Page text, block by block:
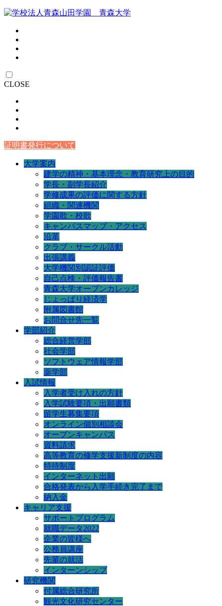
CLOSE
証明書発行について
大学案内
建学の精神・基本理念・教育研究上の目的
学長・副学長紹介
学修成果の評価に関する方針
組織・関連機関
学園歌・校歌
キャンパスマップ・アクセス
沿革
クラブ・サークル活動
出張講義
大学機関別認証評価
自己点検・評価報告書
青森大学オープンカレッジ
じょっぱり経済学
附属図書館
お問合せ先一覧
学部紹介
総合経営学部
社会学部
ソフトウェア情報学部
薬学部
入試情報
入学者受け入れの方針
入学試験要項・出願書類
留学生募集要項
オンライン個別相談会
オープンキャンパス
資料請求
高等教育の修学支援新制度の内容
特待制度
インターネット出願
合格発表から入学手続き完了まで
納入金
キャリア支援
サポートプログラム
就職データ2022
企業の皆様へ
公務員講座
先輩の就活
インターンシップ
研究機関
付属総合研究所
観光文化研究センター